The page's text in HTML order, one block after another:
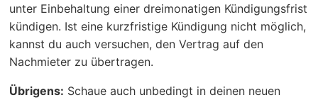
unter Einbehaltung einer dreimonatigen Kündigungsfrist
kündigen. Ist eine kurzfristige Kündigung nicht möglich,
kannst du auch versuchen, den Vertrag auf den
Nachmieter zu übertragen.
Übrigens: Schaue auch unbedingt in deinen neuen